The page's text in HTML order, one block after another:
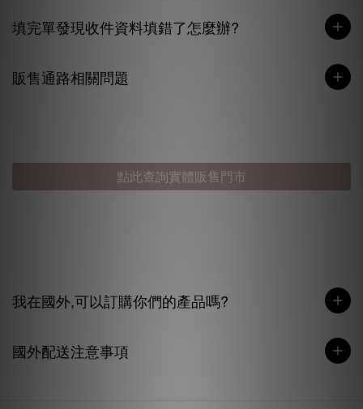
填完單發現收件資料填錯了怎麼辦?
販售通路相關問題
點此查詢實體販售門市
我在國外,可以訂購你們的產品嗎?
國外配送注意事項